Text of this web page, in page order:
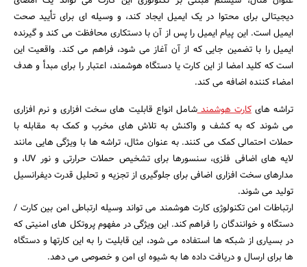
دیجیتالی برای محتوا در یک ایمیل ایجاد کند، و وسیله ای برای تأیید صحت
ایمیل است. این پیام ایمیل را پس از آن با دستکاری محافظت می کند و گیرنده
ایمیل را با تضمین جایی که از آن آغاز می شود، فراهم می کند. واقعیت این
است که کلید امضا از این کارت یا دستگاه هوشمند، اعتبار را برای مبدأ و هدف
امضاء کننده اضافه می کند.
تراشه هایکارت هوشمندشامل انواع قابلیت های سخت افزاری و نرم افزاری
می شوند که به کشف و واکنش به تلاش های مخرب و کمک به مقابله با
حملات احتمالی کمک می کنند. به عنوان مثال، تراشه ها با ویژگی هایی مانند
لایه های اضافی فلزی، سنسورها برای تشخیص حملات حرارتی و نور UV، و
مدارهای سخت افزاری اضافی برای جلوگیری از تجزیه و تحلیل قدرت دیفرانسیل
تولید می شوند.
ارتباطات امن تکنولوژی کارت هوشمند می تواند وسیله ارتباطی امن بین کارت /
دستگاه و خوانندگان را فراهم کند. این ویژگی در مفهوم پروتکل های امنیتی که
در بسیاری از شبکه ها استفاده می شود، این قابلیت را به این کارتها و دستگاه
ها برای ارسال و دریافت داده ها به شیوه ای امن و خصوصی می دهد.